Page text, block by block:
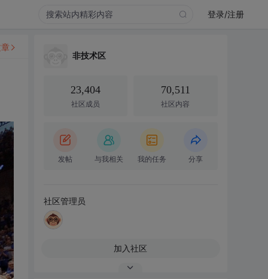
登录/注册
非技术区
23,404
社区成员
70,511
社区内容
发帖 与我相关 我的任务 分享
社区管理员
加入社区